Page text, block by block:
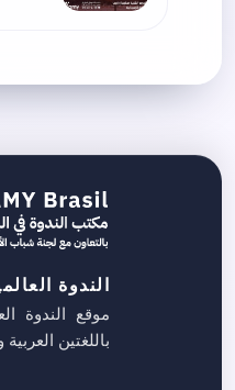
الندوة
موقع الندوة
باللغتين العربية